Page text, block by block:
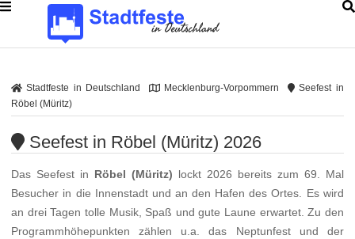
Stadtfeste in Deutschland Mecklenburg-Vorpommern
Seefest in
Röbel (Müritz)
Seefest in Röbel (Müritz) 2026
Das Seefest in Röbel (Müritz) lockt 2026 bereits zum 69. Mal
Besucher in die Innenstadt und an den Hafen des Ortes. Es wird
an drei Tagen tolle Musik, Spaß und gute Laune erwartet. Zu den
Programmhöhepunkten zählen u.a. das Neptunfest und der